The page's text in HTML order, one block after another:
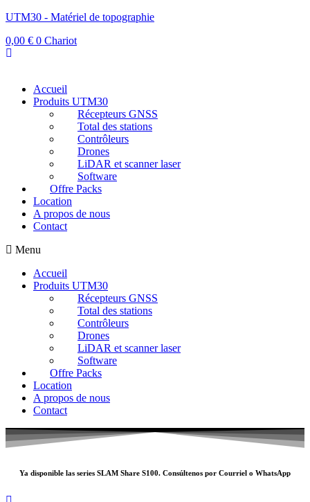
UTM30 - Matériel de topographie
0,00 € 0 Chariot
Accueil
Produits UTM30
Récepteurs GNSS
Total des stations
Contrôleurs
Drones
LiDAR et scanner laser
Software
Offre Packs
Location
A propos de nous
Contact
Menu
Accueil
Produits UTM30
Récepteurs GNSS
Total des stations
Contrôleurs
Drones
LiDAR et scanner laser
Software
Offre Packs
Location
A propos de nous
Contact
Ya disponible las series SLAM Share S100. Consúltenos por Courriel o WhatsApp